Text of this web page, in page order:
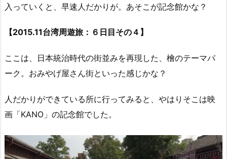
入っていくと、早速人だかりが。あそこが記念館かな？
【2015.11台湾周遊旅：６日目その４】
ここは、日本統治時代の街並みを再現した、檜のテーマパ
ーク。おみやげ屋さん街といった感じかな？
人だかりができている所に行ってみると、やはりそこは映
画「KANO」の記念館でした。